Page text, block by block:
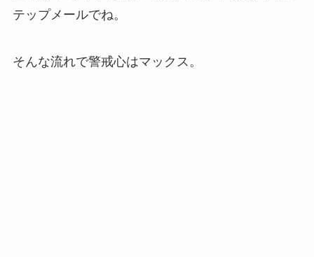
テップメールでね。
そんな流れで警戒心はマックス。